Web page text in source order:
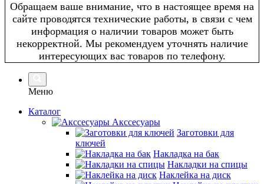
Обращаем ваше внимание, что в настоящее время на
сайте проводятся технические работы, в связи с чем
информация о наличии товаров может быть
некорректной. Мы рекомендуем уточнять наличие
интересующих вас товаров по телефону.
Меню
Каталог
Акссесуары
Заготовки для
ключей
Накладка на бак
Накладки на спицы
Наклейка на диск